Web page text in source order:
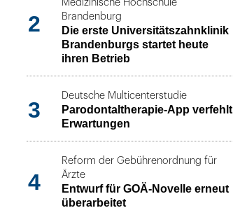
2
Medizinische Hochschule
Brandenburg
Die erste Universitätszahnklinik
Brandenburgs startet heute
ihren Betrieb
3
Deutsche Multicenterstudie
Parodontaltherapie-App verfehlt
Erwartungen
4
Reform der Gebührenordnung für
Ärzte
Entwurf für GOÄ-Novelle erneut
überarbeitet